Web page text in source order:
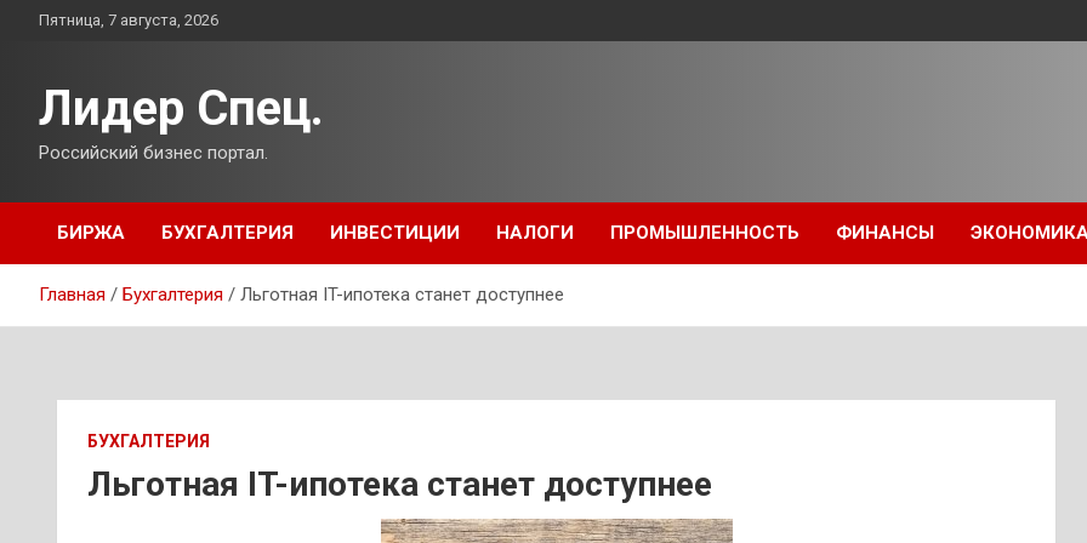
ПерейтиПятница, 7 августа, 2026
Лидер Спец.
Российский бизнес портал.
БИРЖА БУХГАЛТЕРИЯ ИНВЕСТИЦИИ НАЛОГИ ПРОМЫШЛЕННОСТЬ ФИНАНСЫ
Главная Бухгалтерия Льготная IT-ипотека станет доступнее
БУХГАЛТЕРИЯ
Льготная IT-ипотека станет доступнее